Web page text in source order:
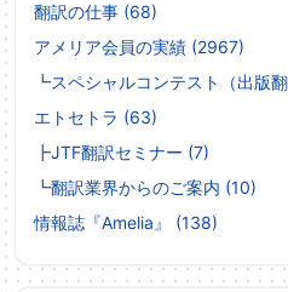
翻訳の仕事 (68)
アメリア会員の実績 (2967)
┗スペシャルコンテスト（出版
エトセトラ (63)
┣JTF翻訳セミナー (7)
┗翻訳業界からのご案内 (10)
情報誌『Amelia』 (138)